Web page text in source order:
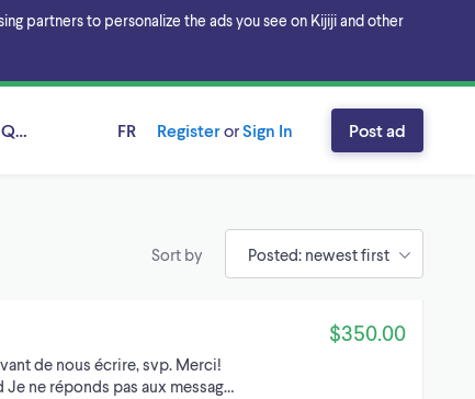
partners to personalize the ads you see on Kijiji and other
FR RegisterorSign In Post ad
Sort by
de nous écrire, svp. Merci!
ne réponds pas aux messag…
$350.00